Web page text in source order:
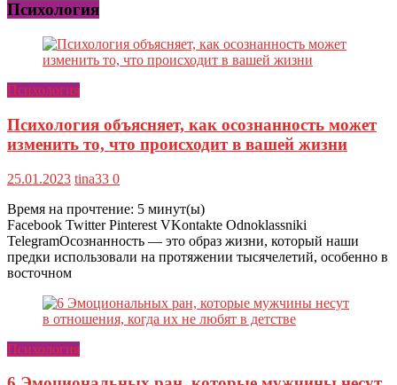
Психология
Психология
Психология объясняет, как осознанность может
изменить то, что происходит в вашей жизни
25.01.2023 tina33 0
Время на прочтение: 5 минут(ы)
Facebook Twitter Pinterest VKontakte Odnoklassniki
TelegramОсознанность — это образ жизни, который наши
предки использовали на протяжении тысячелетий, особенно в
восточном
Психология